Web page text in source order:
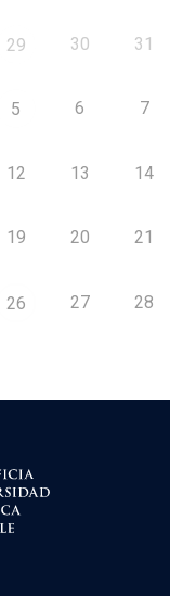
29 30 31
5 6 7
12 13 14
19 20 21
26 27 28